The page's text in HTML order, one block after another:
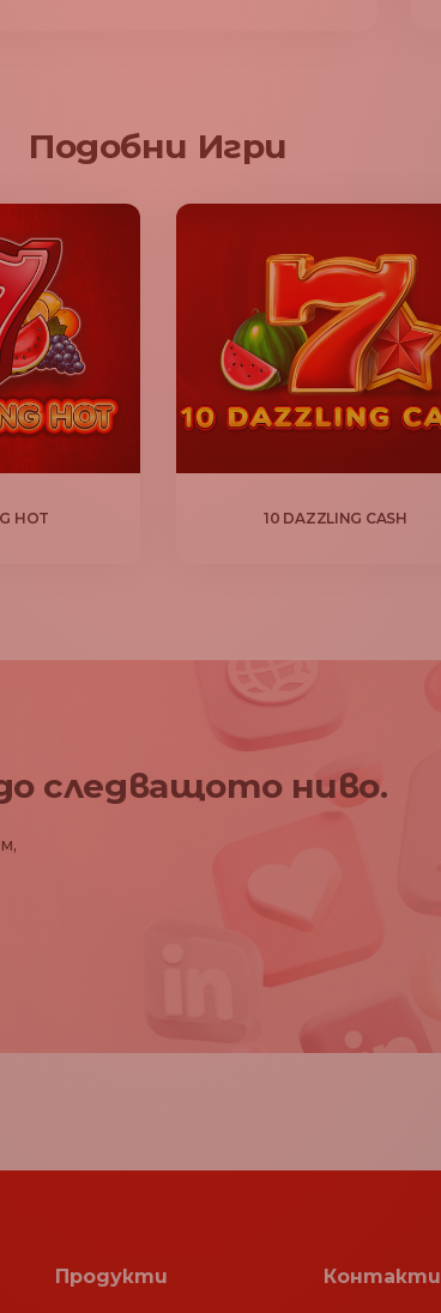
Подобни Игри
HOT 10 DAZZLING CASH
следващото ниво.
Продукти Контакти